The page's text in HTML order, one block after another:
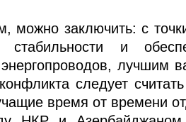
можно заключить: с
стабильности и
энергопроводов, лучшим
конфликта следует
время от времени